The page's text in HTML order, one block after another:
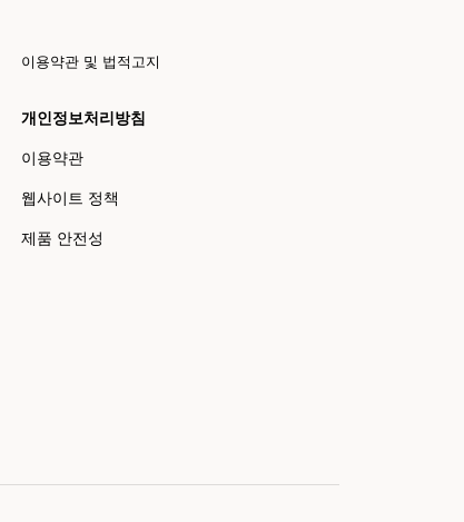
이용약관 및 법적고지
개인정보처리방침
이용약관
웹사이트 정책
제품 안전성